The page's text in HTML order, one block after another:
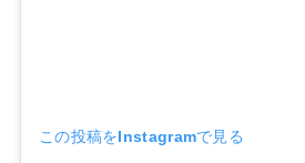
この投稿をInstagramで見る